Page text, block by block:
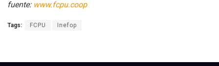
fuente: www.fcpu.coop
Tags: FCPU Inefop